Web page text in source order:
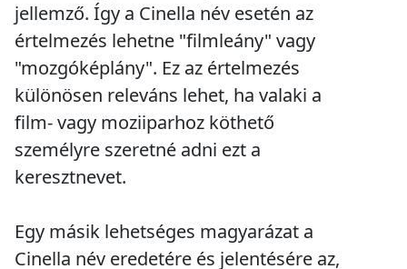
jellemző. Így a Cinella név esetén az
értelmezés lehetne "filmleány" vagy
"mozgóképlány". Ez az értelmezés
különösen releváns lehet, ha valaki a
film- vagy moziiparhoz köthető
személyre szeretné adni ezt a
keresztnevet.
Egy másik lehetséges magyarázat a
Cinella név eredetére és jelentésére az,